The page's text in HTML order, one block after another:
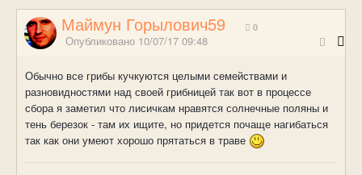
Маймун Горылович59 0
Опубликовано 10/07/17 09:48
Обычно все грибы кучкуются целыми семействами и
разновидностями над своей грибницей так вот в процессе
сбора я заметил что лисичкам нравятся солнечные поляны и
тень березок - там их ищите, но придется почаще нагибаться
так как они умеют хорошо прятаться в траве